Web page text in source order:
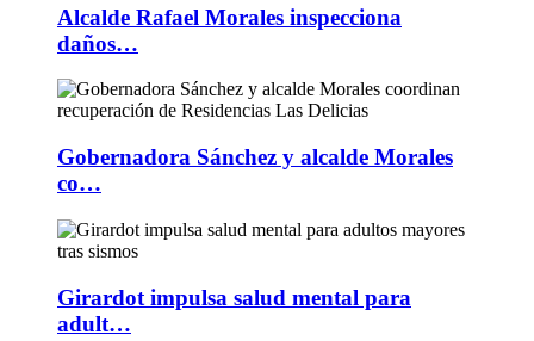
Alcalde Rafael Morales inspecciona
daños…
Gobernadora Sánchez y alcalde Morales
co…
Girardot impulsa salud mental para
adult…